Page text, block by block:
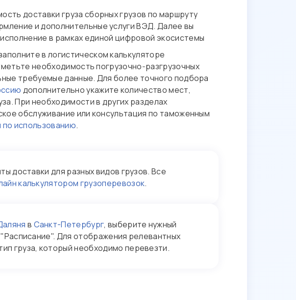
доставки груза сборных грузов по маршруту
и дополнительные услуги ВЭД. Далее вы
в рамках единой цифровой экосистемы
в логистическом калькуляторе
необходимость погрузочно‑разгрузочных
требуемые данные. Для более точного подбора
дополнительно укажите количество мест,
При необходимости в других разделах
обслуживание или консультация по таможенным
по использованию.
доставки для разных видов грузов. Все
калькулятором грузоперевозок.
в Санкт-Петербург, выберите нужный
Для отображения релевантных
груза, который необходимо перевезти.